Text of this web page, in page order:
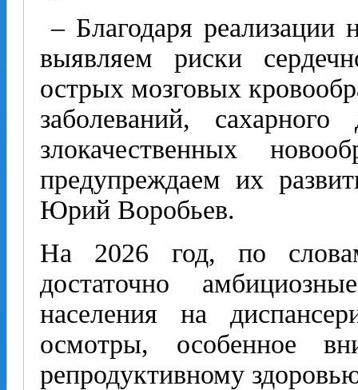
– Благодаря реализации
выявляем риски
острых мозговых
заболеваний,
злокачественных
предупреждаем их
Юрий Воробьев.
На 2026 год, по
достаточно
населения на
осмотры, особенное
репродуктивному